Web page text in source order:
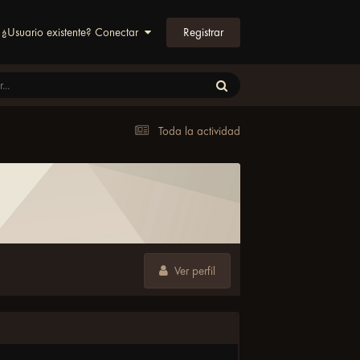
¿Usuario existente? Conectar Registrar
Toda la actividad
Ver perfil